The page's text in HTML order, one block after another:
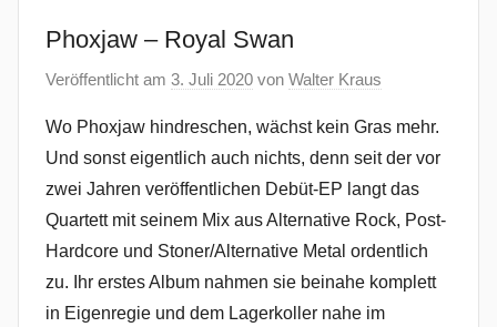
Phoxjaw – Royal Swan
Veröffentlicht am 3. Juli 2020 von Walter Kraus
Wo Phoxjaw hindreschen, wächst kein Gras mehr.
Und sonst eigentlich auch nichts, denn seit der vor
zwei Jahren veröffentlichen Debüt-EP langt das
Quartett mit seinem Mix aus Alternative Rock, Post-
Hardcore und Stoner/Alternative Metal ordentlich
zu. Ihr erstes Album nahmen sie beinahe komplett
in Eigenregie und dem Lagerkoller nahe im